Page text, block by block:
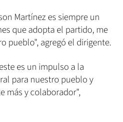
Martínez es siempre un
que adopta el partido, me
pueblo", agregó el dirigente.
es un impulso a la
para nuestro pueblo y
más y colaborador",